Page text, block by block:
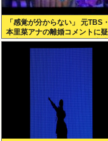
「感覚が分からない」 元TBS
本里菜アナの離婚コメントに
の声… シャンパンタワーの超
式も結婚生活は4年半で終止符